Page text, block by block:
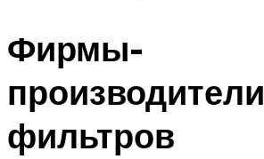
Фирмы-
производители
фильтров